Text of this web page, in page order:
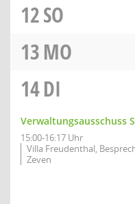
12SO
13MO
14DI
Verwaltungsausschuss
15:00-16:17 Uhr
Villa Freudenthal,
Zeven